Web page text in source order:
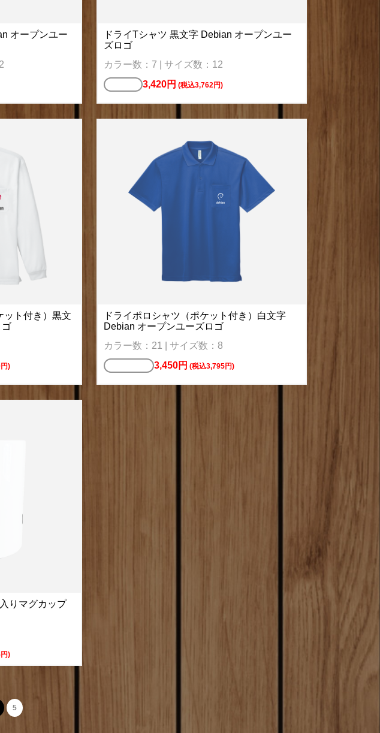
オープンユー
ドライTシャツ 黒文字 Debian オープンユー
ズロゴ
カラー数：7 | サイズ数：12
3,420円 (税込3,762円)
ット付き）黒文
)
ドライポロシャツ（ポケット付き）白文字
Debian オープンユーズロゴ
カラー数：21 | サイズ数：8
3,450円 (税込3,795円)
りマグカップ
)
5